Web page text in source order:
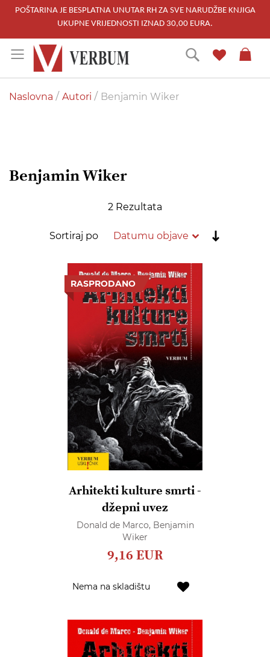
POŠTARINA JE BESPLATNA UNUTAR RH ZA SVE NARUDŽBE KNJIGA
UKUPNE VRIJEDNOSTI IZNAD 30,00 EURA.
to
Content
Traži
Naslovna Autori Benjamin Wiker
Benjamin Wiker
2 Rezultata
Sortiraj po
RASPRODANO
Arhitekti kulture smrti -
džepni uvez
Donald de Marco, Benjamin
Wiker
9,16 EUR
Nema na skladištu
Dodaj
želja